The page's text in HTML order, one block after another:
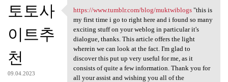
토토사
이트추
천
09.04.2023
https://www.tumblr.com/blog
https://www.tumblr.com/blog/muktwiblogs"this is
my first time i go to right here and i found so many
exciting stuff on your weblog in particular it's
dialogue, thanks. This article offers the light
wherein we can look at the fact. I'm glad to
discover this put up very useful for me, as it
consists of quite a few information. Thank you for
all your assist and wishing you all of the